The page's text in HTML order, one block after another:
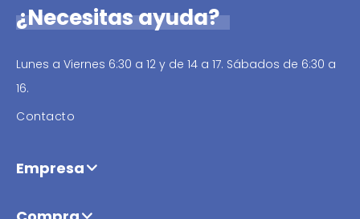
¿Necesitas ayuda?
Lunes a Viernes 6:30 a 12 y de 14 a 17. Sábados de 6:30 a
16.
Contacto
Empresa